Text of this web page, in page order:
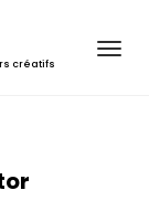
créatifs